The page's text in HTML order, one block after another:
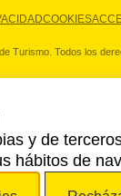
COOKIES
Turismo. Todos los
y de
hábitos de